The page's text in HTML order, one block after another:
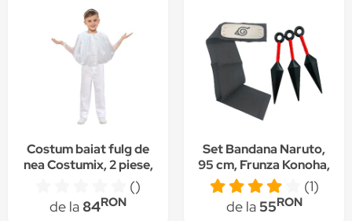
Costum baiat fulg de
nea Costumix, 2 piese,
alb, 100 cm, 2-3 ani
()
de la 84RON
Set Bandana Naruto,
95 cm, Frunza Konoha,
simbol metalic, 3
cutite kunai din plastic
Shop Like A Pro®
(1)
de la55RON